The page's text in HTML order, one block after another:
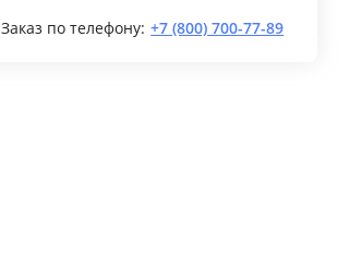
Заказ по телефону: +7 (800) 700-77-89